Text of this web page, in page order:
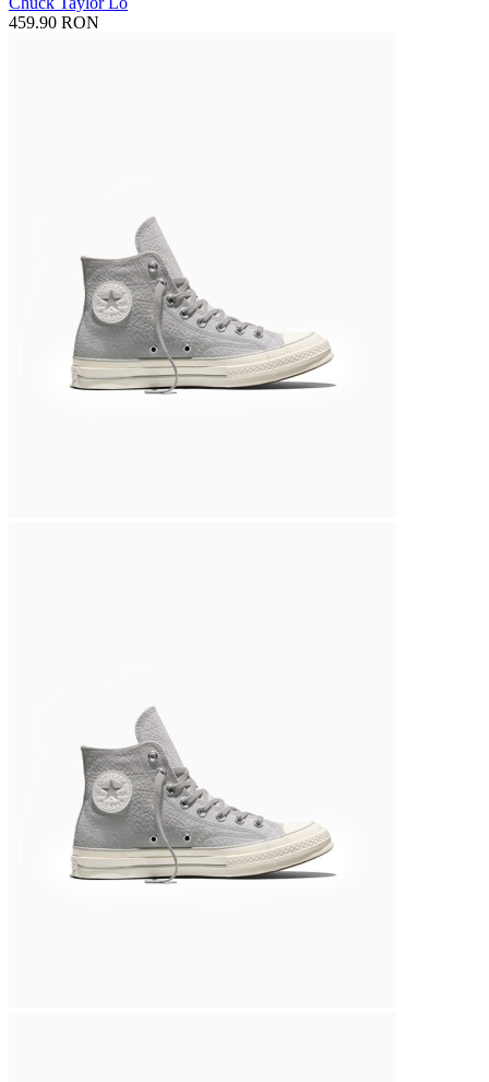
459.90 RON